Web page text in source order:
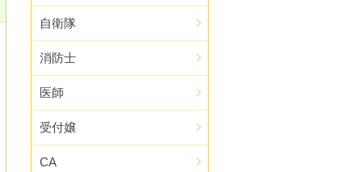
自衛隊
消防士
医師
受付嬢
CA